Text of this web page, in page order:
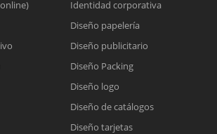
Identidad corporativa
Diseño papelería
Diseño publicitario
Diseño Packing
Diseño logo
Diseño de catálogos
Diseño tarjetas